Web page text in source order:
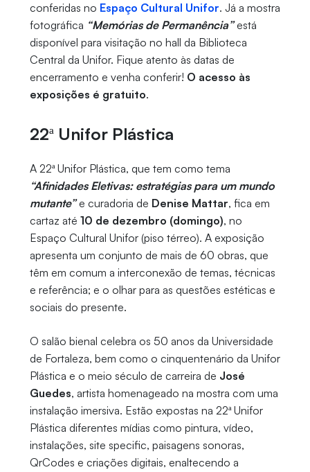
conferidas no Espaço Cultural Unifor. Já a mostra
fotográfica “Memórias de Permanência”está
disponível para visitação no hall da Biblioteca
Central da Unifor. Fique atento às datas de
encerramento e venha conferir! O acesso às
exposições é gratuito.
22ª Unifor Plástica
A 22ª Unifor Plástica, que tem como tema
“Afinidades Eletivas: estratégias para um mundo
mutante”e curadoria de Denise Mattar, fica em
cartaz até 10 de dezembro (domingo), no
Espaço Cultural Unifor (piso térreo). A exposição
apresenta um conjunto de mais de 60 obras, que
têm em comum a interconexão de temas, técnicas
e referência; e o olhar para as questões estéticas e
sociais do presente.
O salão bienal celebra os 50 anos da Universidade
de Fortaleza, bem como o cinquentenário da Unifor
Plástica e o meio século de carreira de José
Guedes, artista homenageado na mostra com uma
instalação imersiva. Estão expostas na 22ª Unifor
Plástica diferentes mídias como pintura, vídeo,
instalações, site specific, paisagens sonoras,
QrCodes e criações digitais, enaltecendo a